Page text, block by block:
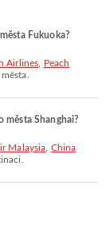
Fukuoka?
Airlines
Peach
města Shanghai?
Malaysia China